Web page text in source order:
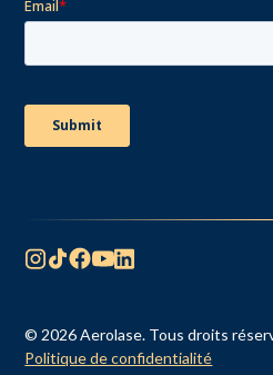
© 2026 Aerolase. Tous droits
Politique de confidentialité